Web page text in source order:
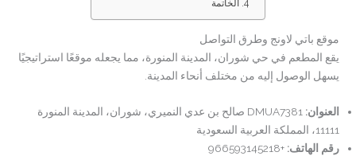
الخاتمة
موقع باتي لاونج وطرق التواصل
يقع المطعم في حي شوران، المدينة المنورة، مما يجعله موقعًا استراتيجيًا
يسهل الوصول إليه من مختلف أنحاء المدينة.
العنوان:
DMUA7381 صالح بن عدي النميري، شوران، المدينة المنورة
11111، المملكة العربية السعودية
رقم الهاتف: +966593145218